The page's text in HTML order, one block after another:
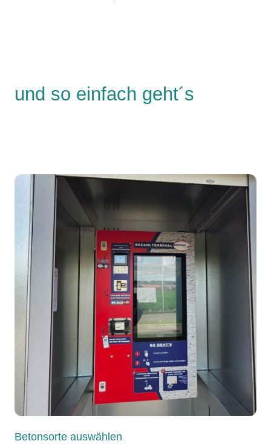
und so einfach geht´s
Betonsorte auswählen